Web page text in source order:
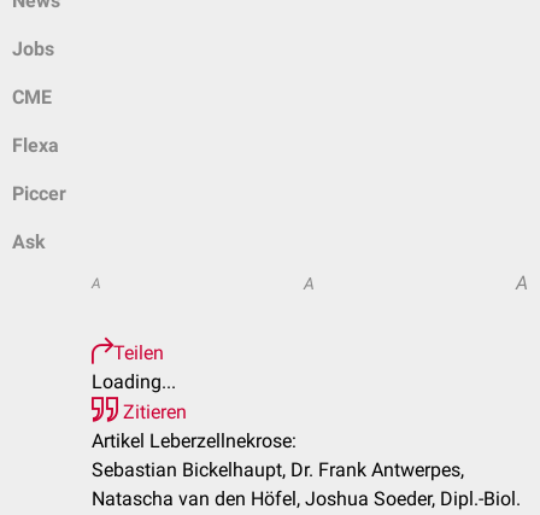
Jobs
CME
Flexa
Piccer
Ask
A A A
Teilen
Loading...
Zitieren
Artikel Leberzellnekrose:
Sebastian Bickelhaupt, Dr. Frank Antwerpes,
Natascha van den Höfel, Joshua Soeder, Dipl.-Biol.